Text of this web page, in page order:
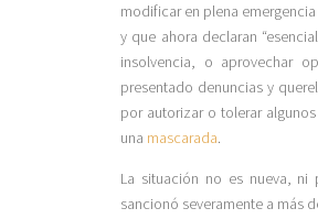
modificar en plena
y que ahora declaran
insolvencia, o aprovechar
presentado denuncias y
por autorizar o tolerar
una mascarada.
La situación no es nueva,
sancionó severamente a más